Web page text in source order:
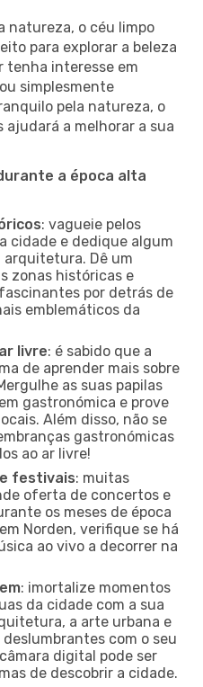
natureza, o céu limpo
para explorar a beleza
tenha interesse em
simplesmente
pela natureza, o
a melhorar a sua
a época alta
: vagueie pelos
cidade e dedique algum
arquitetura. Dê um
zonas históricas e
por detrás de
emblemáticos da
livre: é sabido que a
de aprender mais sobre
as suas papilas
gastronómica e prove
Além disso, não se
gastronómicas
ao ar livre!
festivais: muitas
oferta de concertos e
os meses de época
Norden, verifique se há
ao vivo a decorrer na
: imortalize momentos
da cidade com a sua
a arte urbana e
com o seu
digital pode ser
de descobrir a cidade.